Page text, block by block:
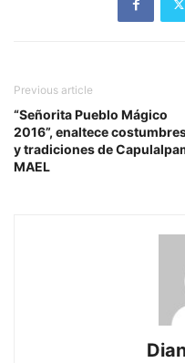
Previous article
“Señorita Pueblo Mágico
2016”, enaltece
y tradiciones de
MAEL